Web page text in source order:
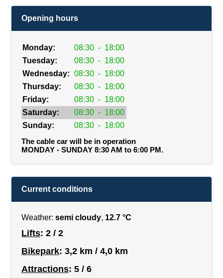
Opening hours
Monday: 08:30 - 18:00
Tuesday:
08:30 - 18:00
Wednesday: 08:30 - 18:00
Thursday:
08:30 - 18:00
Friday:
08:30 - 18:00
Saturday:
08:30 - 18:00
Sunday:
08:30 - 18:00
The cable car will be in operation
MONDAY - SUNDAY 8:30 AM to 6:00 PM.
Current conditions
Weather: semi cloudy, 12.7 °C
Lifts: 2 / 2
Bikepark: 3,2 km / 4,0 km
Attractions: 5 / 6